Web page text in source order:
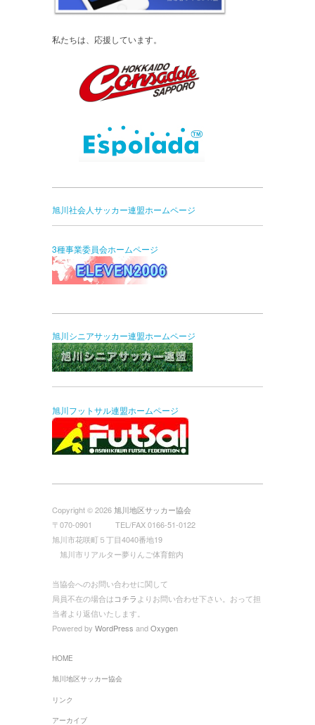
私たちは、応援しています。
旭川社会人サッカー連盟ホームページ
3種事業委員会ホームページ
旭川シニアサッカー連盟ホームページ
旭川フットサル連盟ホームページ
Copyright © 2026旭川地区サッカー協会
〒070-0901 TEL/FAX 0166-51-0122
旭川市花咲町５丁目4040番地19
旭川市リアルター夢りんご体育館内
当協会へのお問い合わせに関して
局員不在の場合はコチラ よりお問い合わせ下さい。おって担
当者より返信いたします。
Powered by WordPress andOxygen
HOME
旭川地区サッカー協会
リンク
アーカイブ